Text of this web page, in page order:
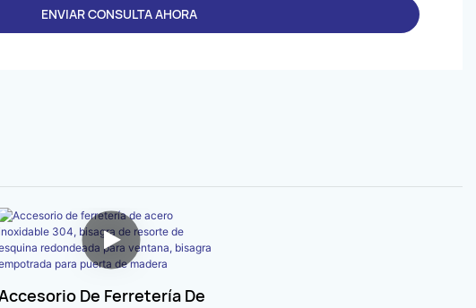
ENVIAR CONSULTA AHORA
De Ferretería De